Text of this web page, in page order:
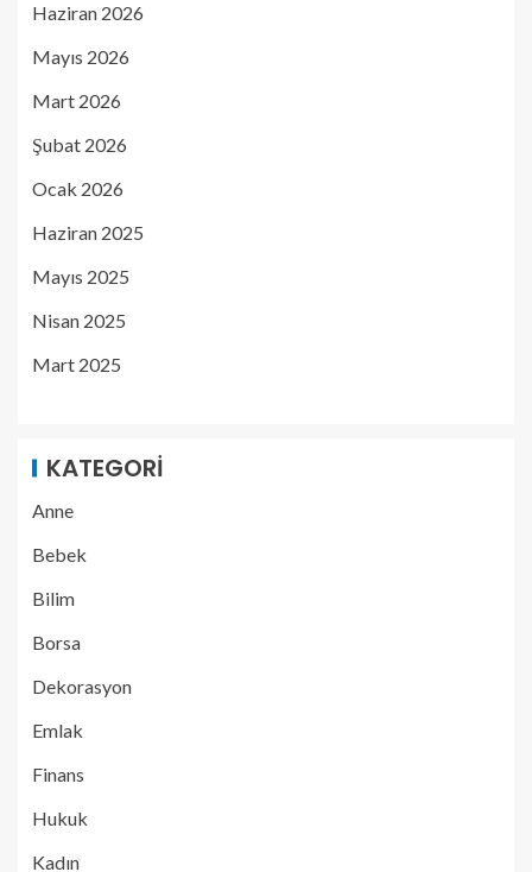
Haziran 2026
Mayıs 2026
Mart 2026
Şubat 2026
Ocak 2026
Haziran 2025
Mayıs 2025
Nisan 2025
Mart 2025
KATEGORI
Anne
Bebek
Bilim
Borsa
Dekorasyon
Emlak
Finans
Hukuk
Kadın